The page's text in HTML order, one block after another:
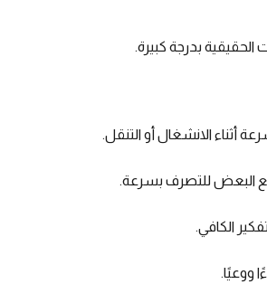
بدرجة كبيرة.
أثناء الانشغال أو التنقل.
البعض للتصرف بسرعة.
الكافي.
ووعيًا.